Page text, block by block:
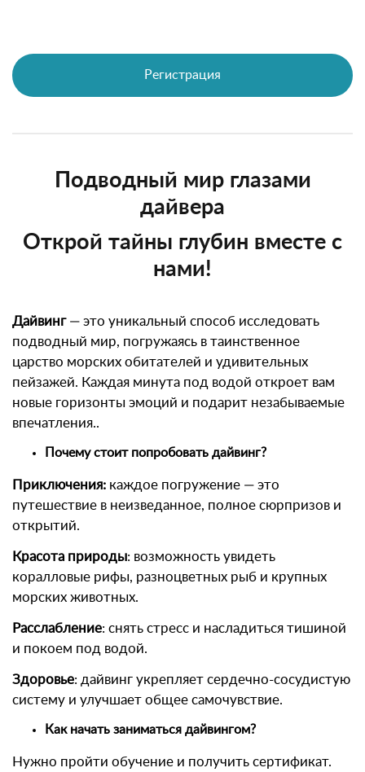
Регистрация
Подводный мир глазами
дайвера
Открой тайны глубин вместе с
нами!
Дайвинг — это уникальный способ исследовать
подводный мир, погружаясь в таинственное
царство морских обитателей и удивительных
пейзажей. Каждая минута под водой откроет вам
новые горизонты эмоций и подарит незабываемые
впечатления..
Почему стоит попробовать дайвинг?
Приключения: каждое погружение — это
путешествие в неизведанное, полное сюрпризов и
открытий.
Красота природы: возможность увидеть
коралловые рифы, разноцветных рыб и крупных
морских животных.
Расслабление: снять стресс и насладиться тишиной
и покоем под водой.
Здоровье: дайвинг укрепляет сердечно-сосудистую
систему и улучшает общее самочувствие.
Как начать заниматься дайвингом?
Нужно пройти обучение и получить сертификат.